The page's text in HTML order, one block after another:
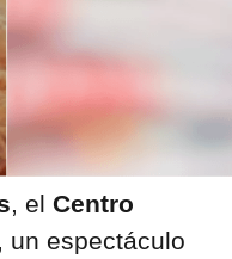
, el Centro
, un espectáculo